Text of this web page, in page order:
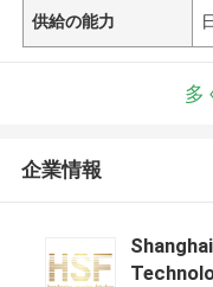
供給の能力
多
企業情報